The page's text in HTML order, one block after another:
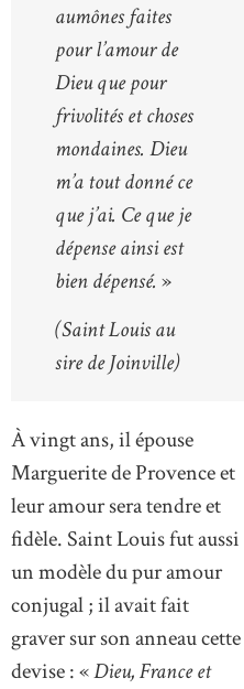
aumônes faites
pour l’amour de
Dieu que pour
frivolités et choses
mondaines. Dieu
m’a tout donné ce
que j’ai. Ce que je
dépense ainsi est
bien dépensé. »
(Saint Louis au
sire de Joinville)
À vingt ans, il épouse
Marguerite de Provence et
leur amour sera tendre et
fidèle. Saint Louis fut aussi
un modèle du pur amour
conjugal ; il avait fait
graver sur son anneau cette
devise : «Dieu, France et